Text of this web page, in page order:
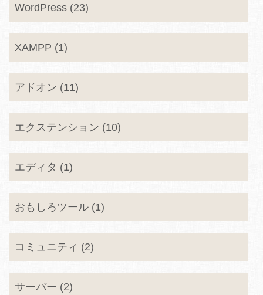
WordPress (23)
XAMPP (1)
アドオン (11)
エクステンション (10)
エディタ (1)
おもしろツール (1)
コミュニティ (2)
サーバー (2)